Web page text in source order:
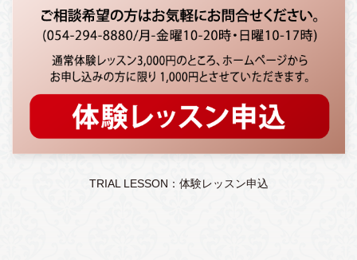
TRIAL LESSON：体験レッスン申込